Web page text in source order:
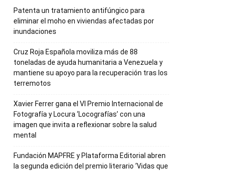
Patenta un tratamiento antifúngico para
eliminar el moho en viviendas afectadas por
inundaciones
Cruz Roja Española moviliza más de 88
toneladas de ayuda humanitaria a Venezuela y
mantiene su apoyo para la recuperación tras los
terremotos
Xavier Ferrer gana el VI Premio Internacional de
Fotografía y Locura ‘Locografías’ con una
imagen que invita a reflexionar sobre la salud
mental
Fundación MAPFRE y Plataforma Editorial abren
la segunda edición del premio literario ‘Vidas que